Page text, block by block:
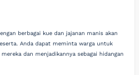
berbagai kue dan jajanan manis akan
Anda dapat meminta warga untuk
dan menjadikannya sebagai hidangan